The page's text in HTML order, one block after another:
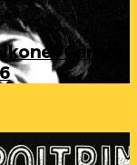
Centre